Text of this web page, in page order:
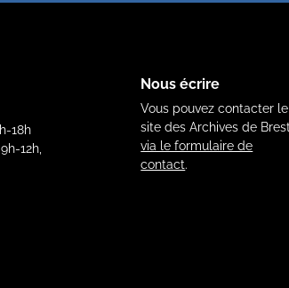
18h
12h,
Nous écrire
Vous pouvez contacter le
site des Archives de Brest
via le formulaire de
contact.